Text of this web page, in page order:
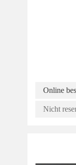
Online
Nicht